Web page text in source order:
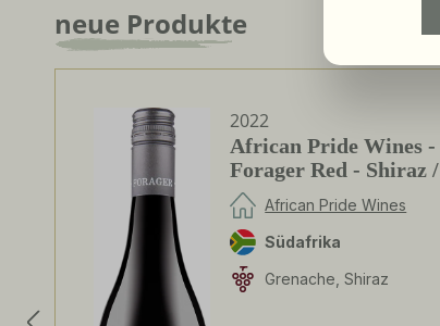
Produktgalerie überspringen
neue Produkte
2022
African Pride Wines -
Forager Red - Shiraz /
Grenache
African Pride Wines
Südafrika
Grenache, Shiraz